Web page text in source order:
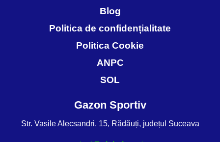
Blog
Politica de confidențialitate
Politica Cookie
ANPC
SOL
Gazon Sportiv
Str. Vasile Alecsandri, 15, Rădăuți, județul Suceava